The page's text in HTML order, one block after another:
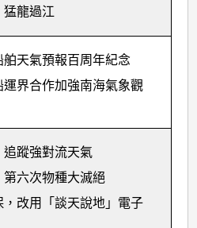
猛龍過江
舶天氣預報百周年紀念
運界合作加強南海氣象觀
追蹤強對流天氣
第六次物種大滅絕
，改用「談天說地」電子